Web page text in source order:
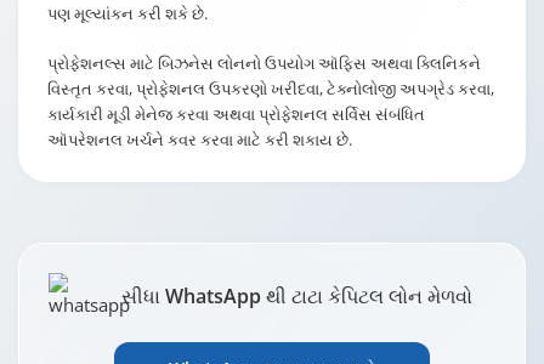
પણ મૂલ્યાંકન કરી શકે છે.
પ્રોફેશનલ્સ માટે બિઝનેસ લોનનો ઉપયોગ ઑફિસ અથવા ક્લિનિકને
વિસ્તૃત કરવા, પ્રોફેશનલ ઉપકરણો ખરીદવા, ટેક્નોલોજી અપગ્રેડ કરવા,
કાર્યકારી મૂડી મેનેજ કરવા અથવા પ્રોફેશનલ સર્વિસ સંબંધિત
ઑપરેશનલ ખર્ચને કવર કરવા માટે કરી શકાય છે.
સીધા WhatsApp થી ટાટા કેપિટલ લોન મેળવો